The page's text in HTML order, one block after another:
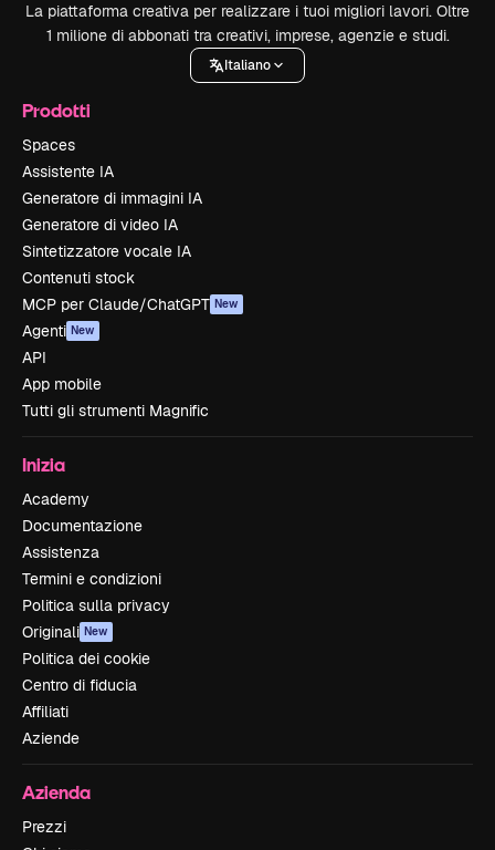
La piattaforma creativa per realizzare i tuoi migliori lavori. Oltre
1 milione di abbonati tra creativi, imprese, agenzie e studi.
Italiano
Prodotti
Spaces
Assistente IA
Generatore di immagini IA
Generatore di video IA
Sintetizzatore vocale IA
Contenuti stock
MCP per Claude/ChatGPT New
Agenti New
API
App mobile
Tutti gli strumenti Magnific
Inizia
Academy
Documentazione
Assistenza
Termini e condizioni
Politica sulla privacy
Originali New
Politica dei cookie
Centro di fiducia
Affiliati
Aziende
Azienda
Prezzi